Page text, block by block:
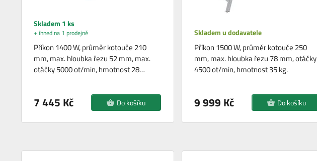
Skladem 1 ks
+ ihned na 1 prodejně
Příkon 1400 W, průměr kotouče 210
mm, max. hloubka řezu 52 mm, max.
otáčky 5000 ot/min, hmotnost 28…
7 445 Kč Do košíku
Skladem u dodavatele
Příkon 1500 W, průměr kotouče 250
mm, max. hloubka řezu 78 mm, otáčky
4500 ot/min, hmotnost 35 kg.
9 999 Kč Do košíku